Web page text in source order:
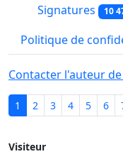
Signatures 10
Politique de
Contacter l'auteur
1 2 3 4 5 6
Visiteur